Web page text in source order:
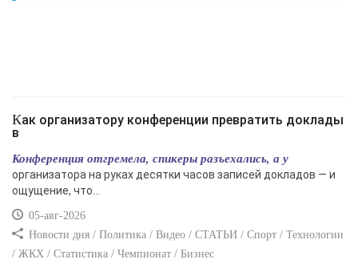
Как организатору конференции превратить доклады
в
Конференция отгремела, спикеры разъехались, а у
организатора на руках десятки часов записей докладов — и
ощущение, что...
05-авг-2026
Новости дня / Политика / Видео / СТАТЬИ / Спорт / Технологии
/ ЖКХ / Статистика / Чемпионат / Бизнес